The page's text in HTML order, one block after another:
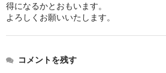
予約
シーシャ
Hookahs
得になるかとおもいます。
よろしくお願いいたします。
コメントを残す